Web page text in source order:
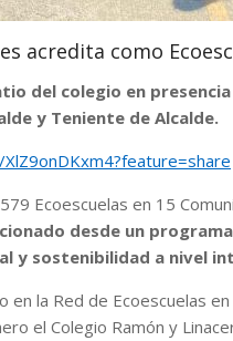
acredita como
del colegio en
y Teniente de Alcalde.
Ecoescuelas en 15
desde un
y sostenibilidad a nivel
la Red de Ecoescuelas
el Colegio Ramón y